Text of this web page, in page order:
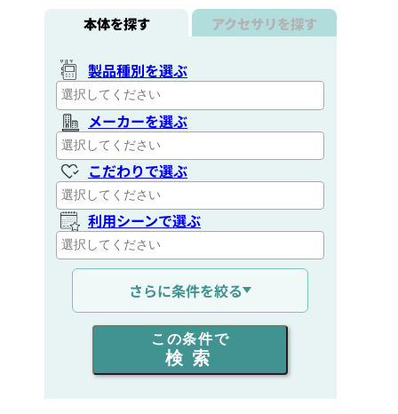
本体を探す アクセサリを探す
製品種別を選ぶ
メーカーを選ぶ
こだわりで選ぶ
利用シーンで選ぶ
通信距離を選ぶ
出力を選ぶ
同時通話人数を選ぶ
さらに条件を絞る
この条件で
検索